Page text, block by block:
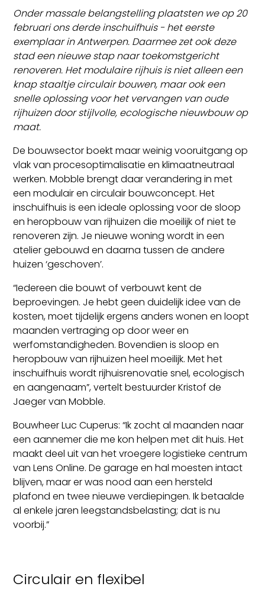
Onder massale belangstelling plaatsten we op 20
februari ons derde inschuifhuis - het eerste
exemplaar in Antwerpen. Daarmee zet ook deze
stad een nieuwe stap naar toekomstgericht
renoveren. Het modulaire rijhuis is niet alleen een
knap staaltje circulair bouwen, maar ook een
snelle oplossing voor het vervangen van oude
rijhuizen door stijlvolle, ecologische nieuwbouw op
maat.
De bouwsector boekt maar weinig vooruitgang op
vlak van procesoptimalisatie en klimaatneutraal
werken. Mobble brengt daar verandering in met
een modulair en circulair bouwconcept. Het
inschuifhuis is een ideale oplossing voor de sloop
en heropbouw van rijhuizen die moeilijk of niet te
renoveren zijn. Je nieuwe woning wordt in een
atelier gebouwd en daarna tussen de andere
huizen ‘geschoven’.
“Iedereen die bouwt of verbouwt kent de
beproevingen. Je hebt geen duidelijk idee van de
kosten, moet tijdelijk ergens anders wonen en loopt
maanden vertraging op door weer en
werfomstandigheden. Bovendien is sloop en
heropbouw van rijhuizen heel moeilijk. Met het
inschuifhuis wordt rijhuisrenovatie snel, ecologisch
en aangenaam”, vertelt bestuurder Kristof de
Jaeger van Mobble.
Bouwheer Luc Cuperus: “Ik zocht al maanden naar
een aannemer die me kon helpen met dit huis. Het
maakt deel uit van het vroegere logistieke centrum
van Lens Online. De garage en hal moesten intact
blijven, maar er was nood aan een hersteld
plafond en twee nieuwe verdiepingen. Ik betaalde
al enkele jaren leegstandsbelasting; dat is nu
voorbij.”
Circulair en flexibel